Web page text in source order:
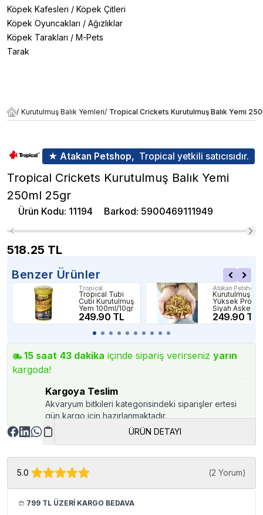
Köpek Kafesleri / Köpek Çitleri
Köpek Oyuncakları / Ağızlıklar
Köpek Tarakları / M-Pets
Tarak
/ Kurutulmuş Balık Yemleri/ Tropical Crickets Kurutulmuş Balık Yemi
★ Atakan Petshop, Tropical yetkili satıcısıdır.
Tropical Crickets Kurutulmuş Balık Yemi
250ml 25gr
Ürün Kodu: 11194 Barkod: 5900469111949
518.25 TL
Benzer Ürünler
Tropical
Tropical Tubi
Cubi Kurutulmuş
Yem 100ml/10gr
249.90 TL
Atakan Petshop
Kurutulmuş
Yüksek
Siyah Asker
Sineği
40gr 250ml
249.90 TL
15 saat 43 dakika içinde sipariş verirseniz yarın
kargoda!
Kargoya Teslim
Akvaryum bitkileri kategorisindeki siparişler ertesi
gün kargo için hazırlanmaktadır.
ÜRÜN DETAYI
5.0 (2 Yorum)
799 TL ÜZERİ KARGO BEDAVA